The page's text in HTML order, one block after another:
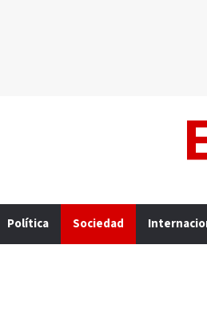
Política Sociedad